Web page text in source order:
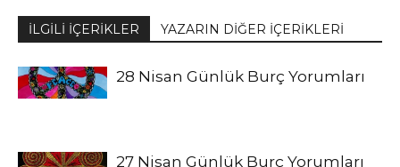
İLGİLİ İÇERİKLER YAZARIN DİĞER İÇERİKLERİ
28 Nisan Günlük Burç Yorumları
27 Nisan Günlük Burç Yorumları